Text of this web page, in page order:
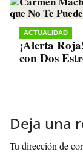
ACTUALIDAD
¡Alerta
con Dos
Deja una
Tu dirección de